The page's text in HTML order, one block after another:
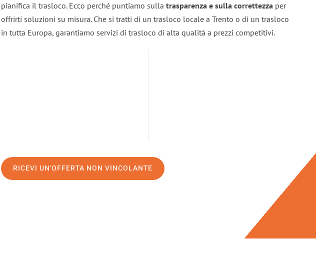
pianifica il trasloco. Ecco perché puntiamo sulla trasparenza e sulla correttezza per
offrirti soluzioni su misura. Che si tratti di un trasloco locale a Trento o di un trasloco
in tutta Europa, garantiamo servizi di trasloco di alta qualità a prezzi competitivi.
RICEVI UN'OFFERTA NON VINCOLANTE